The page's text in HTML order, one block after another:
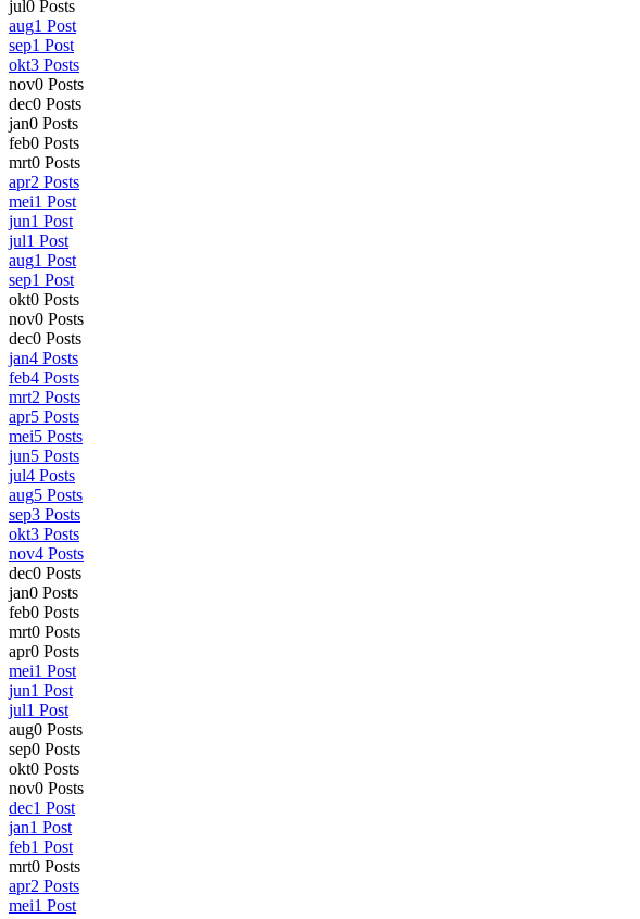
jul0 Posts
aug1 Post
sep1 Post
okt3 Posts
nov0 Posts
dec0 Posts
jan0 Posts
feb0 Posts
mrt0 Posts
apr2 Posts
mei1 Post
jun1 Post
jul1 Post
aug1 Post
sep1 Post
okt0 Posts
nov0 Posts
dec0 Posts
jan4 Posts
feb4 Posts
mrt2 Posts
apr5 Posts
mei5 Posts
jun5 Posts
jul4 Posts
aug5 Posts
sep3 Posts
okt3 Posts
nov4 Posts
dec0 Posts
jan0 Posts
feb0 Posts
mrt0 Posts
apr0 Posts
mei1 Post
jun1 Post
jul1 Post
aug0 Posts
sep0 Posts
okt0 Posts
nov0 Posts
dec1 Post
jan1 Post
feb1 Post
mrt0 Posts
apr2 Posts
mei1 Post